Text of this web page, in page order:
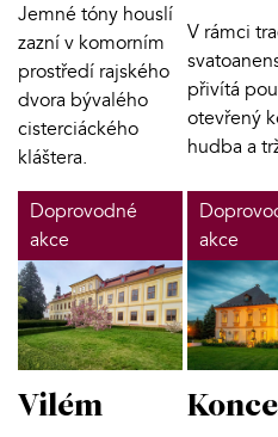
Jemné tóny houslí
zazní v komorním
prostředí rajského
dvora bývalého
cisterciáckého
kláštera.
V rámci
přivítá
otevřený
hudba a
Doprovodné
akce
Vilém
akce